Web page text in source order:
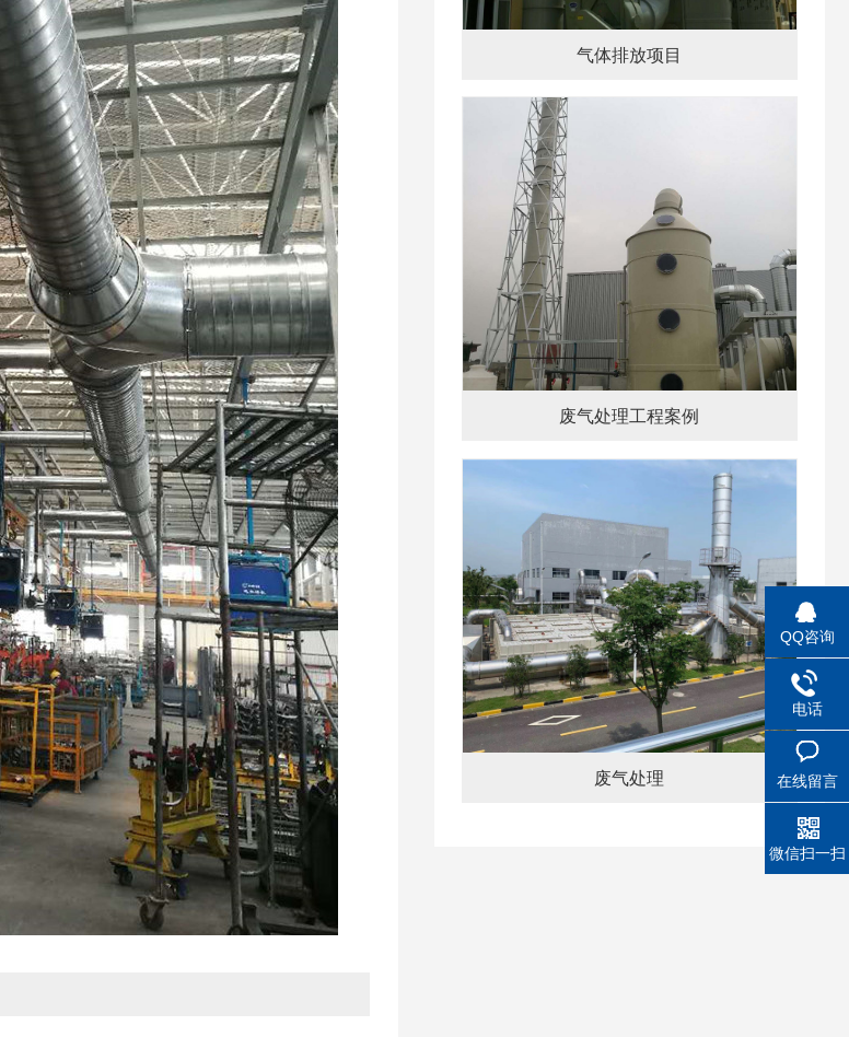
气体排放项目
废气处理工程案例
废气处理
QQ咨询
电话
在线留言
微信扫一扫